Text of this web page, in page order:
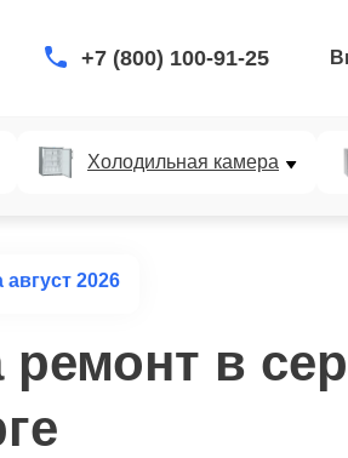
+7 (800) 100-91-25
Холодильная камера
2026
в